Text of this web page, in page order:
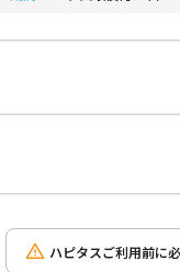
ハピタスご利用前に